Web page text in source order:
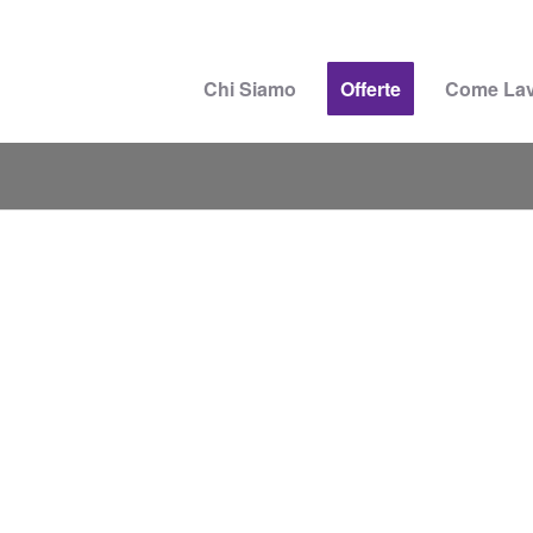
Chi Siamo Offerte Come